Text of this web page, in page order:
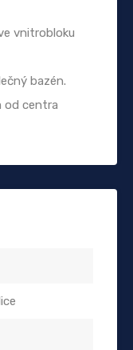
vnitrobloku
bazén.
od centra